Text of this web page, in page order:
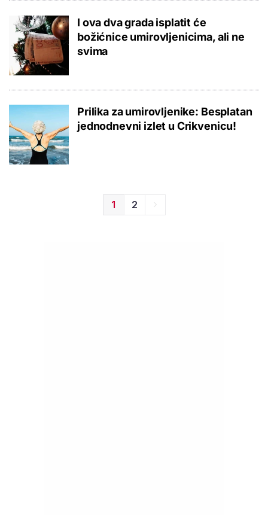
I ova dva grada isplatit će
božićnice umirovljenicima, ali ne
svima
Prilika za umirovljenike: Besplatan
jednodnevni izlet u Crikvenicu!
1 2